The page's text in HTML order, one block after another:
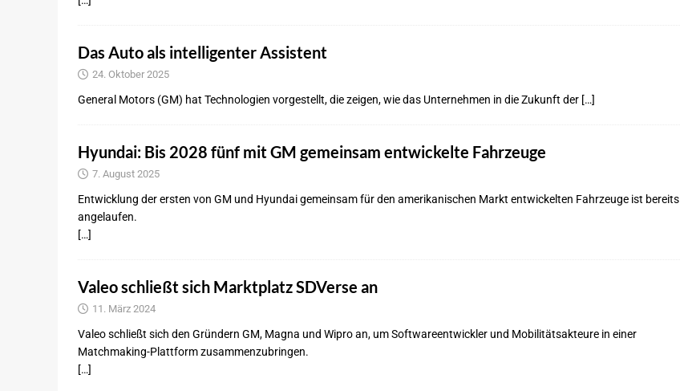
Das Auto als intelligenter Assistent
24. Oktober 2025
General Motors (GM) hat Technologien vorgestellt, die zeigen, wie das Unternehmen in die Zukunft der […]
Hyundai: Bis 2028 fünf mit GM gemeinsam entwickelte Fahrzeuge
7. August 2025
Entwicklung der ersten von GM und Hyundai gemeinsam für den amerikanischen Markt entwickelten Fahrzeuge ist bereits
angelaufen.
[…]
Valeo schließt sich Marktplatz SDVerse an
11. März 2024
Valeo schließt sich den Gründern GM, Magna und Wipro an, um Softwareentwickler und Mobilitätsakteure in einer
Matchmaking-Plattform zusammenzubringen.
[…]